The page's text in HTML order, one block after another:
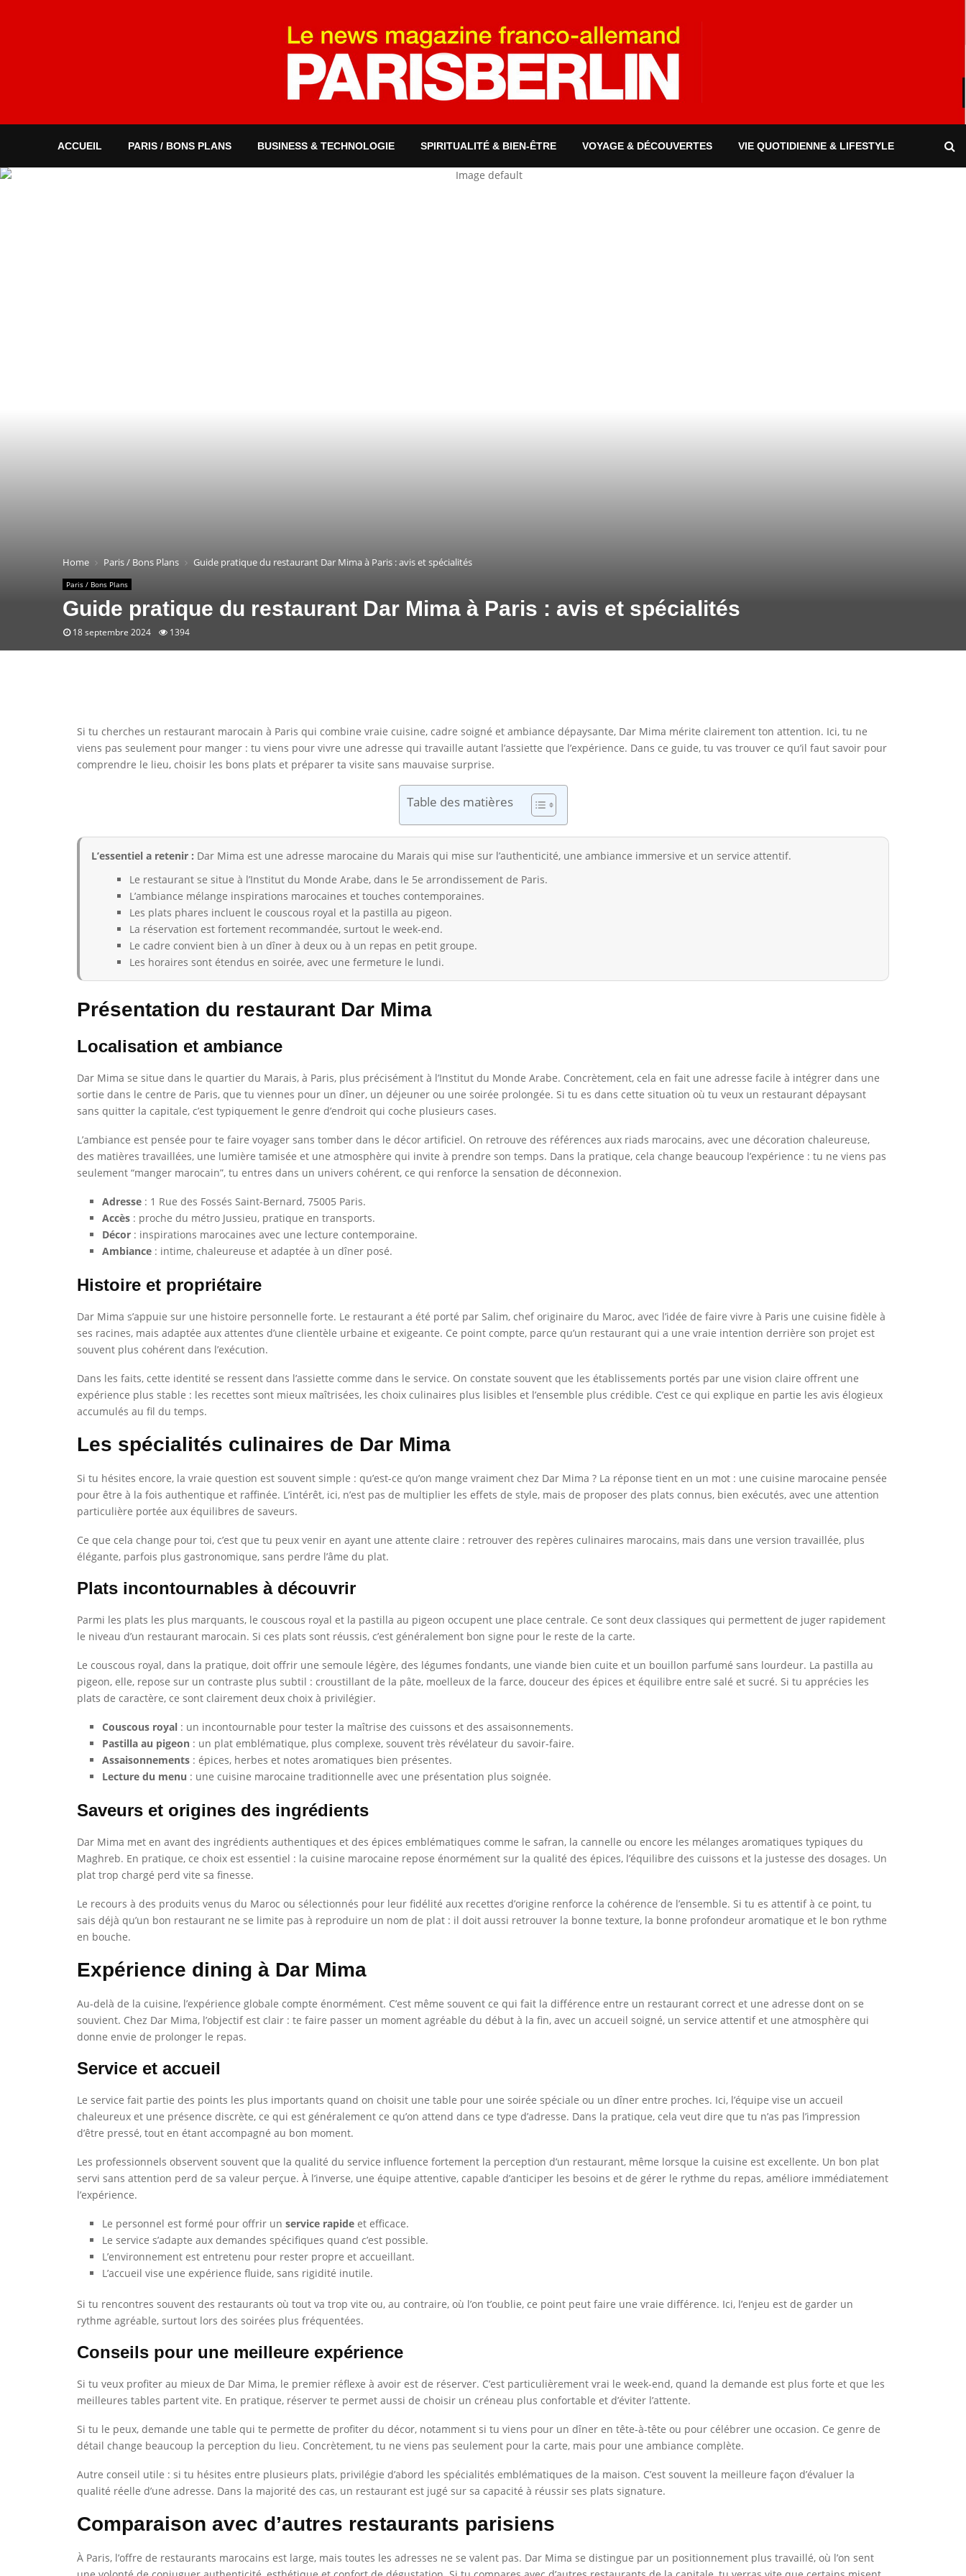
ACCUEIL PARIS / BONS PLANS BUSINESS & TECHNOLOGIE SPIRITUALITÉ & BIEN-ÊTRE VOYAGE & DÉCOUVERTES VIE QUOTIDIENNE & LIFESTYLE
Home Paris / Bons Plans Guide pratique du restaurant Dar Mima à Paris : avis et spécialités
Paris / Bons Plans
Guide pratique du restaurant Dar Mima à Paris : avis et spécialités
18 septembre 2024 1394
Si tu cherches un restaurant marocain à Paris qui combine vraie cuisine, cadre soigné et ambiance dépaysante, Dar Mima mérite clairement ton attention. Ici, tu ne
viens pas seulement pour manger : tu viens pour vivre une adresse qui travaille autant l’assiette que l’expérience. Dans ce guide, tu vas trouver ce qu’il faut savoir pour
comprendre le lieu, choisir les bons plats et préparer ta visite sans mauvaise surprise.
Table des matières
L’essentiel a retenir : Dar Mima est une adresse marocaine du Marais qui mise sur l’authenticité, une ambiance immersive et un service attentif.
Le restaurant se situe à l’Institut du Monde Arabe, dans le 5e arrondissement de Paris.
L’ambiance mélange inspirations marocaines et touches contemporaines.
Les plats phares incluent le couscous royal et la pastilla au pigeon.
La réservation est fortement recommandée, surtout le week-end.
Le cadre convient bien à un dîner à deux ou à un repas en petit groupe.
Les horaires sont étendus en soirée, avec une fermeture le lundi.
Présentation du restaurant Dar Mima
Localisation et ambiance
Dar Mima se situe dans le quartier du Marais, à Paris, plus précisément à l’Institut du Monde Arabe. Concrètement, cela en fait une adresse facile à intégrer dans une
sortie dans le centre de Paris, que tu viennes pour un dîner, un déjeuner ou une soirée prolongée. Si tu es dans cette situation où tu veux un restaurant dépaysant
sans quitter la capitale, c’est typiquement le genre d’endroit qui coche plusieurs cases.
L’ambiance est pensée pour te faire voyager sans tomber dans le décor artificiel. On retrouve des références aux riads marocains, avec une décoration chaleureuse,
des matières travaillées, une lumière tamisée et une atmosphère qui invite à prendre son temps. Dans la pratique, cela change beaucoup l’expérience : tu ne viens pas
seulement “manger marocain”, tu entres dans un univers cohérent, ce qui renforce la sensation de déconnexion.
Adresse : 1 Rue des Fossés Saint-Bernard, 75005 Paris.
Accès : proche du métro Jussieu, pratique en transports.
Décor : inspirations marocaines avec une lecture contemporaine.
Ambiance : intime, chaleureuse et adaptée à un dîner posé.
Histoire et propriétaire
Dar Mima s’appuie sur une histoire personnelle forte. Le restaurant a été porté par Salim, chef originaire du Maroc, avec l’idée de faire vivre à Paris une cuisine fidèle à
ses racines, mais adaptée aux attentes d’une clientèle urbaine et exigeante. Ce point compte, parce qu’un restaurant qui a une vraie intention derrière son projet est
souvent plus cohérent dans l’exécution.
Dans les faits, cette identité se ressent dans l’assiette comme dans le service. On constate souvent que les établissements portés par une vision claire offrent une
expérience plus stable : les recettes sont mieux maîtrisées, les choix culinaires plus lisibles et l’ensemble plus crédible. C’est ce qui explique en partie les avis élogieux
accumulés au fil du temps.
Les spécialités culinaires de Dar Mima
Si tu hésites encore, la vraie question est souvent simple : qu’est-ce qu’on mange vraiment chez Dar Mima ? La réponse tient en un mot : une cuisine marocaine pensée
pour être à la fois authentique et raffinée. L’intérêt, ici, n’est pas de multiplier les effets de style, mais de proposer des plats connus, bien exécutés, avec une attention
particulière portée aux équilibres de saveurs.
Ce que cela change pour toi, c’est que tu peux venir en ayant une attente claire : retrouver des repères culinaires marocains, mais dans une version travaillée, plus
élégante, parfois plus gastronomique, sans perdre l’âme du plat.
Plats incontournables à découvrir
Parmi les plats les plus marquants, le couscous royal et la pastilla au pigeon occupent une place centrale. Ce sont deux classiques qui permettent de juger rapidement
le niveau d’un restaurant marocain. Si ces plats sont réussis, c’est généralement bon signe pour le reste de la carte.
Le couscous royal, dans la pratique, doit offrir une semoule légère, des légumes fondants, une viande bien cuite et un bouillon parfumé sans lourdeur. La pastilla au
pigeon, elle, repose sur un contraste plus subtil : croustillant de la pâte, moelleux de la farce, douceur des épices et équilibre entre salé et sucré. Si tu apprécies les
plats de caractère, ce sont clairement deux choix à privilégier.
Couscous royal : un incontournable pour tester la maîtrise des cuissons et des assaisonnements.
Pastilla au pigeon : un plat emblématique, plus complexe, souvent très révélateur du savoir-faire.
Assaisonnements : épices, herbes et notes aromatiques bien présentes.
Lecture du menu : une cuisine marocaine traditionnelle avec une présentation plus soignée.
Saveurs et origines des ingrédients
Dar Mima met en avant des ingrédients authentiques et des épices emblématiques comme le safran, la cannelle ou encore les mélanges aromatiques typiques du
Maghreb. En pratique, ce choix est essentiel : la cuisine marocaine repose énormément sur la qualité des épices, l’équilibre des cuissons et la justesse des dosages. Un
plat trop chargé perd vite sa finesse.
Le recours à des produits venus du Maroc ou sélectionnés pour leur fidélité aux recettes d’origine renforce la cohérence de l’ensemble. Si tu es attentif à ce point, tu
sais déjà qu’un bon restaurant ne se limite pas à reproduire un nom de plat : il doit aussi retrouver la bonne texture, la bonne profondeur aromatique et le bon rythme
en bouche.
Expérience dining à Dar Mima
Au-delà de la cuisine, l’expérience globale compte énormément. C’est même souvent ce qui fait la différence entre un restaurant correct et une adresse dont on se
souvient. Chez Dar Mima, l’objectif est clair : te faire passer un moment agréable du début à la fin, avec un accueil soigné, un service attentif et une atmosphère qui
donne envie de prolonger le repas.
Service et accueil
Le service fait partie des points les plus importants quand on choisit une table pour une soirée spéciale ou un dîner entre proches. Ici, l’équipe vise un accueil
chaleureux et une présence discrète, ce qui est généralement ce qu’on attend dans ce type d’adresse. Dans la pratique, cela veut dire que tu n’as pas l’impression
d’être pressé, tout en étant accompagné au bon moment.
Les professionnels observent souvent que la qualité du service influence fortement la perception d’un restaurant, même lorsque la cuisine est excellente. Un bon plat
servi sans attention perd de sa valeur perçue. À l’inverse, une équipe attentive, capable d’anticiper les besoins et de gérer le rythme du repas, améliore immédiatement
l’expérience.
Le personnel est formé pour offrir un service rapide et efficace.
Le service s’adapte aux demandes spécifiques quand c’est possible.
L’environnement est entretenu pour rester propre et accueillant.
L’accueil vise une expérience fluide, sans rigidité inutile.
Si tu rencontres souvent des restaurants où tout va trop vite ou, au contraire, où l’on t’oublie, ce point peut faire une vraie différence. Ici, l’enjeu est de garder un
rythme agréable, surtout lors des soirées plus fréquentées.
Conseils pour une meilleure expérience
Si tu veux profiter au mieux de Dar Mima, le premier réflexe à avoir est de réserver. C’est particulièrement vrai le week-end, quand la demande est plus forte et que les
meilleures tables partent vite. En pratique, réserver te permet aussi de choisir un créneau plus confortable et d’éviter l’attente.
Si tu le peux, demande une table qui te permette de profiter du décor, notamment si tu viens pour un dîner en tête-à-tête ou pour célébrer une occasion. Ce genre de
détail change beaucoup la perception du lieu. Concrètement, tu ne viens pas seulement pour la carte, mais pour une ambiance complète.
Autre conseil utile : si tu hésites entre plusieurs plats, privilégie d’abord les spécialités emblématiques de la maison. C’est souvent la meilleure façon d’évaluer la
qualité réelle d’une adresse. Dans la majorité des cas, un restaurant est jugé sur sa capacité à réussir ses plats signature.
Comparaison avec d’autres restaurants parisiens
À Paris, l’offre de restaurants marocains est large, mais toutes les adresses ne se valent pas. Dar Mima se distingue par un positionnement plus travaillé, où l’on sent